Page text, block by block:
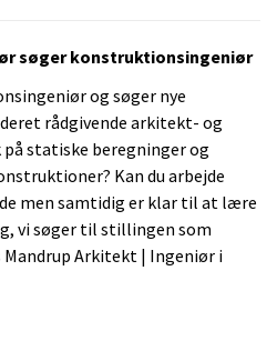
søger konstruktionsingeniør
og søger nye
rådgivende arkitekt- og
statiske beregninger og
Kan du arbejde
men samtidig er klar til at lære
vi søger til stillingen som
Arkitekt | Ingeniør i